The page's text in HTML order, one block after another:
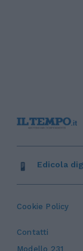
Cookie Policy
Contatti
Modello 231
Edicola